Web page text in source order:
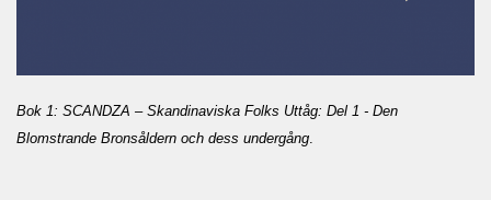
Bok 1: SCANDZA – Skandinaviska Folks Uttåg: Del 1 - Den
Blomstrande Bronsåldern och dess undergång